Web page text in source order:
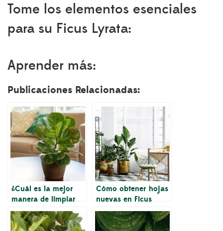
Tome los elementos esenciales
para su Ficus Lyrata:
Aprender más:
Publicaciones Relacionadas:
¿Cuál es la mejor
manera de limpiar
las hojas de Ficus
Lyrata?
Cómo obtener hojas
nuevas en Ficus
Lyrata